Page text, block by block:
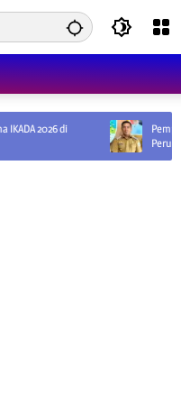
Pemprov Siapkan
Perusahaan
Pelat KU